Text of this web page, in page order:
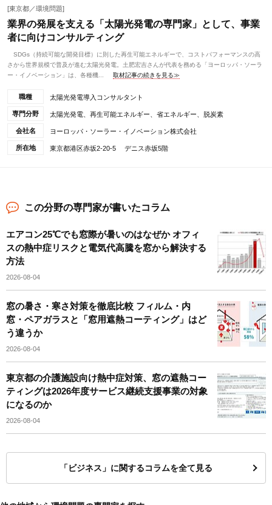
[東京都／環境問題]
業界の発展を支える「太陽光発電の専門家」として、事業
者に向けコンサルティング
SDGs（持続可能な開発目標）に則した再生可能エネルギーで、コストパフォーマンスの高
さから世界規模で普及が進む太陽光発電。土肥宏吉さんが代表を務める「ヨーロッパ・ソーラ
ー・イノベーション」は、各種機...
取材記事の続きを見る≫
職種 太陽光発電導入コンサルタント
専門分野 太陽光発電、再生可能エネルギー、省エネルギー、脱炭素
会社名 ヨーロッパ・ソーラー・イノベーション株式会社
所在地 東京都港区赤坂2-20-5 デニス赤坂5階
この分野の専門家が書いたコラム
エアコン25℃でも窓際が暑いのはなぜか オフィ
スの熱中症リスクと電気代高騰を窓から解決する
方法
2026-08-04
窓の暑さ・寒さ対策を徹底比較 フィルム・内
窓・ペアガラスと「窓用遮熱コーティング」はど
う違うか
2026-08-04
東京都の介護施設向け熱中症対策、窓の遮熱コー
ティングは2026年度サービス継続支援事業の対象
になるのか
2026-08-04
「ビジネス」に関するコラムを全て見る